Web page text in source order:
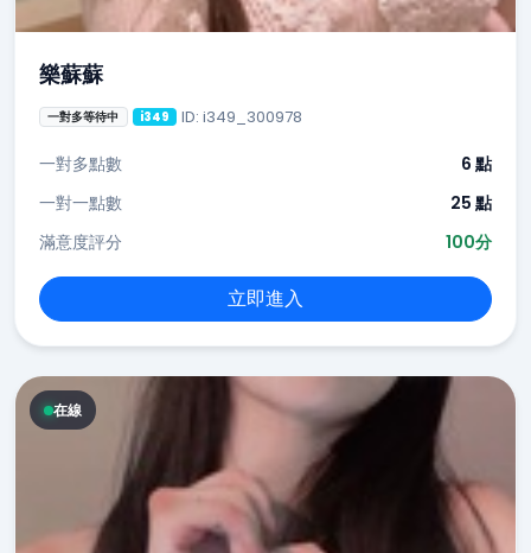
樂蘇蘇
一對多等待中 i349 ID: i349_300978
一對多點數
6 點
一對一點數
25 點
滿意度評分
100分
立即進入
在線